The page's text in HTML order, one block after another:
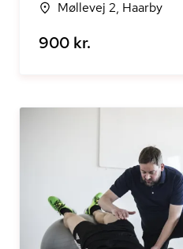
Møllevej 2, Haarby
900 kr.